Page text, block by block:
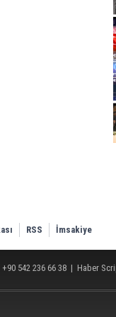
RSS İmsakiye
542 236 66 38 | Haber